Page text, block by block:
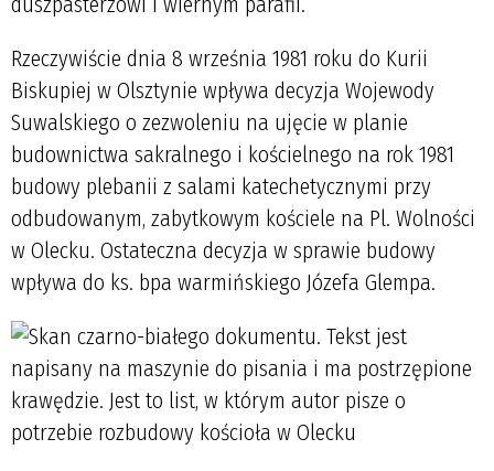
Rzeczywiście dnia 8 września 1981 roku do Kurii
Biskupiej w Olsztynie wpływa decyzja Wojewody
Suwalskiego o zezwoleniu na ujęcie w planie
budownictwa sakralnego i kościelnego na rok 1981
budowy plebanii z salami katechetycznymi przy
odbudowanym, zabytkowym kościele na Pl. Wolności
w Olecku. Ostateczna decyzja w sprawie budowy
wpływa do ks. bpa warmińskiego Józefa Glempa.